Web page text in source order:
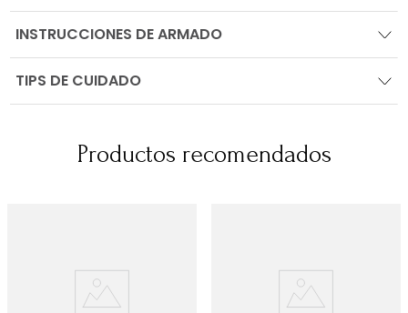
INSTRUCCIONES DE ARMADO
TIPS DE CUIDADO
Productos recomendados